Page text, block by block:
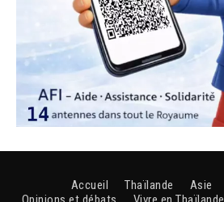
Accueil Thaïlande Asie